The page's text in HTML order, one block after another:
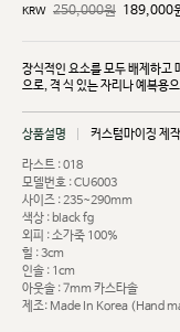
KRW 250,000원 189,000
장식적인 요소를 모두 배제하고
으로, 격 식 있는 자리나 예복용
상품설명 커스텀마이징 제작
라스트 : 018
모델번호 : CU6003
사이즈 : 235~290mm
색상 : black fg
외피 : 소가죽 100%
힐 : 3cm
인솔 : 1cm
아웃솔 : 7mm 카스타솔
제조: Made In Korea (Hand